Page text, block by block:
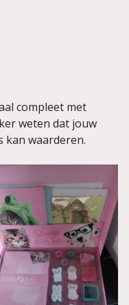
compleet met
weten dat jouw
kan waarderen.